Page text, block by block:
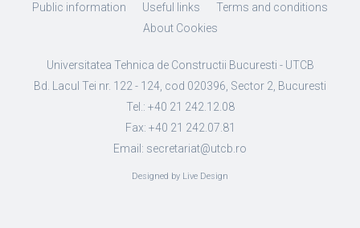
Public information Useful links
Terms and conditions
About Cookies
Universitatea Tehnica de Constructii Bucuresti - UTCB
Bd. Lacul Tei nr. 122 - 124, cod 020396, Sector 2, Bucuresti
Tel.: +40 21 242.12.08
Fax: +40 21 242.07.81
Email: secretariat@utcb.ro
Designed by Live Design